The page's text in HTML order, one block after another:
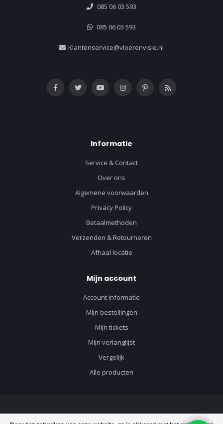
085 06 03 593
085 06 03 593
Klantenservice@vloerenvisie.nl
Informatie
Service & Contact
Over ons
Algemene voorwaarden
Privacy Policy
Betaalmethoden
Verzenden & Retourneren
Afhaal locatie
Mijn account
Account informatie
Mijn bestellingen
Mijn tickets
Mijn verlanglijst
Vergelijk
Alle producten